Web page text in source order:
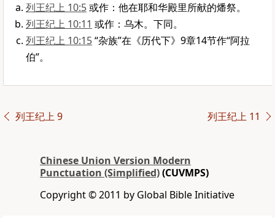
列王纪上 10:5或作：他在耶和华殿里所献的燔祭。
列王纪上 10:11 或作：乌木。下同。
列王纪上 10:15“杂族”在《历代下》9章14节作“阿拉
伯”。
列王纪上 9 列王纪上 11
Chinese Union Version Modern
Punctuation (Simplified)(CUVMPS)
Copyright © 2011 by Global Bible Initiative